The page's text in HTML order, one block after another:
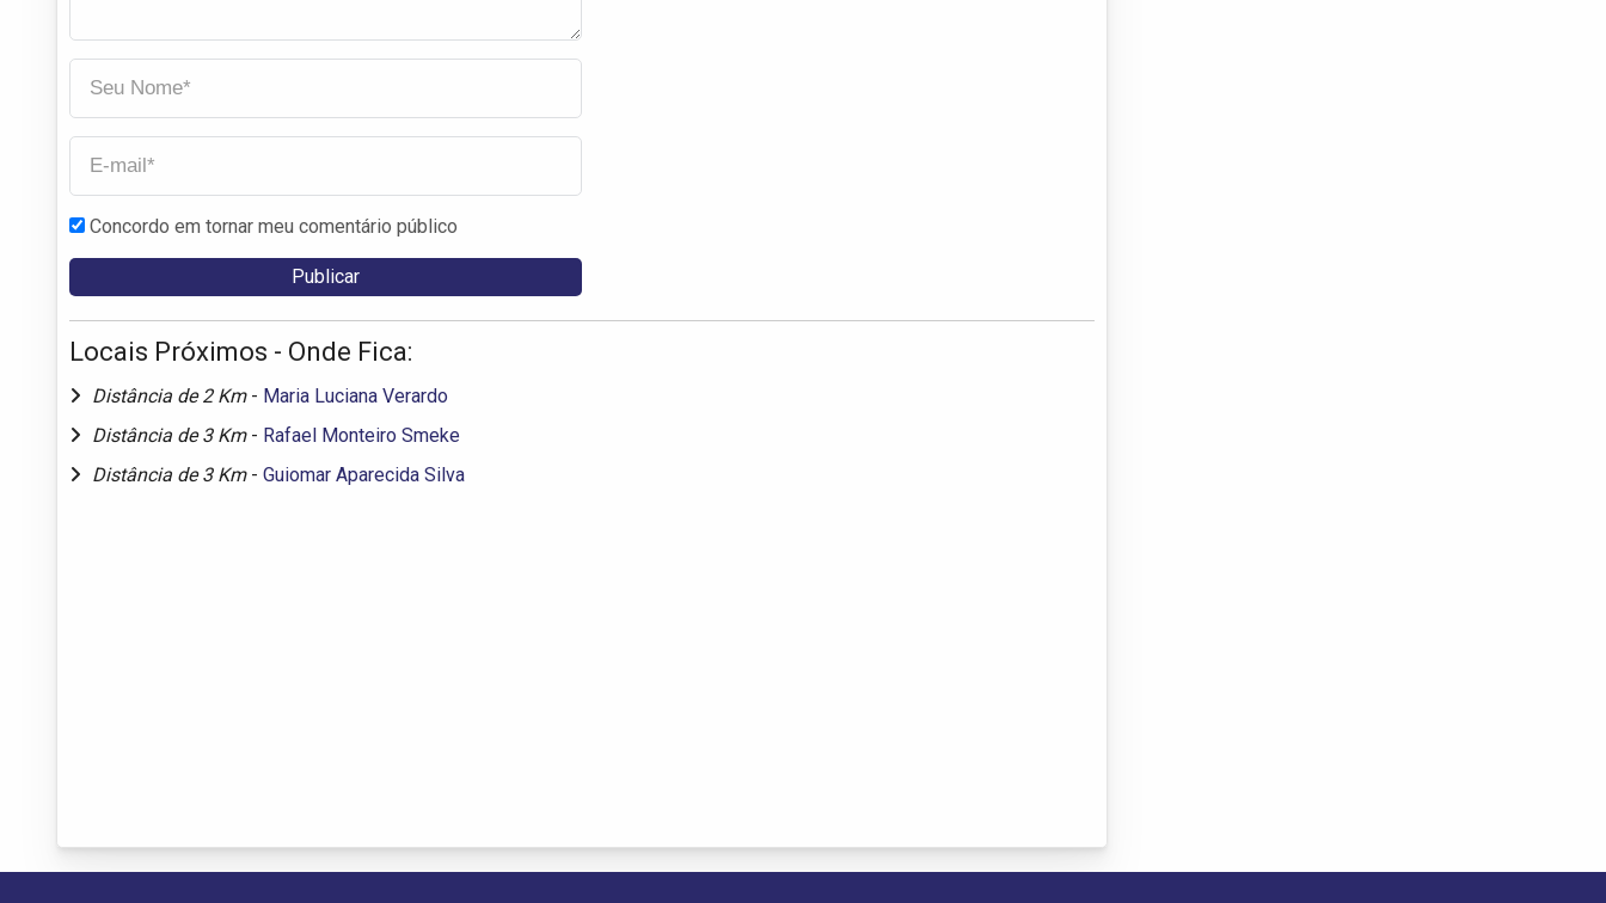
Concordo em tornar meu comentário público
Locais Próximos - Onde Fica:
Distância de 2 Km - Maria Luciana Verardo
Distância de 3 Km - Rafael Monteiro Smeke
Distância de 3 Km - Guiomar Aparecida Silva